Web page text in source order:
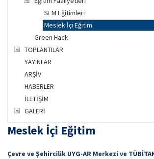
SEM Eğitimleri
Meslek İçi Eğitim
Green Hack
TOPLANTILAR
YAYINLAR
ARŞİV
HABERLER
İLETİŞİM
GALERİ
Meslek İçi Eğitim
Çevre ve Şehircilik UYG-AR Merkezi ve